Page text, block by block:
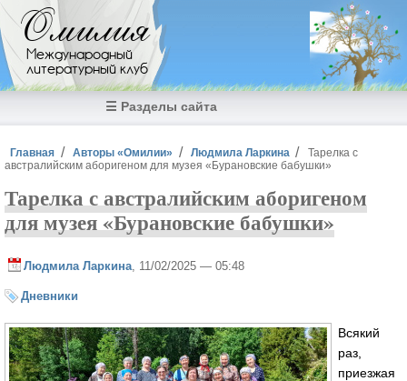
Перейти к основному содержанию
Омилия
Международный
литературный клуб
☰ Разделы сайта
Вы здесь
Главная Авторы «Омилии» Людмила Ларкина
Тарелка с
австралийским аборигеном для музея «Бурановские бабушки»
Тарелка с австралийским аборигеном
для музея «Бурановские бабушки»
Людмила Ларкина , 11/02/2025 — 05:48
Дневники
Всякий
раз,
приезжая